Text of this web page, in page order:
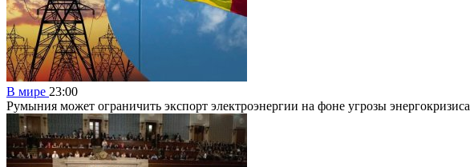
В мире 23:00
Румыния может ограничить экспорт электроэнергии на фоне угрозы энергокризиса